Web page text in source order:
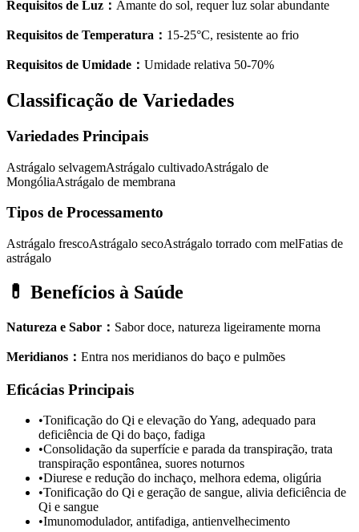
Requisitos de Luz ： Amante do sol, requer luz solar abundante
Requisitos de Temperatura ： 15-25°C, resistente ao frio
Requisitos de Umidade ： Umidade relativa 50-70%
Classificação de Variedades
Variedades Principais
Astrágalo selvagemAstrágalo cultivadoAstrágalo de
MongóliaAstrágalo de membrana
Tipos de Processamento
Astrágalo frescoAstrágalo secoAstrágalo torrado com melFatias de
astrágalo
💊 Benefícios à Saúde
Natureza e Sabor ： Sabor doce, natureza ligeiramente morna
Meridianos ： Entra nos meridianos do baço e pulmões
Eficácias Principais
•Tonificação do Qi e elevação do Yang, adequado para
deficiência de Qi do baço, fadiga
•Consolidação da superfície e parada da transpiração, trata
transpiração espontânea, suores noturnos
•Diurese e redução do inchaço, melhora edema, oligúria
•Tonificação do Qi e geração de sangue, alivia deficiência de
Qi e sangue
•Imunomodulador, antifadiga, antienvelhecimento